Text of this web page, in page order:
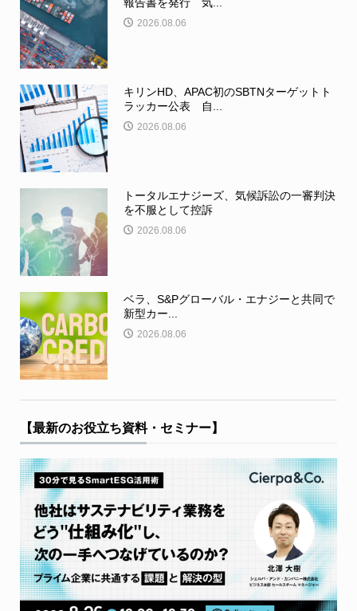
2026.08.06
キリンHD、APAC初のSBTNターゲットト
ラッカー公表 自...
2026.08.06
トータルエナジーズ、気候訴訟の一審判決
を不服として控訴
2026.08.06
ベラ、S&Pグローバル・エナジーと共同で
新型カー...
2026.08.06
【最新のお役立ち資料・セミナー】